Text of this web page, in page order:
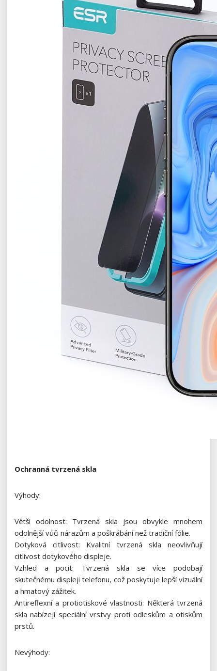
Ochranná tvrzená skla
Výhody:
Větší odolnost: Tvrzená skla jsou obvykle mnohem
odolnější vůči nárazům a poškrábání než tradiční fólie.
Dotyková citlivost: Kvalitní tvrzená skla neovlivňují
citlivost dotykového displeje.
Vzhled a pocit: Tvrzená skla se více podobají
skutečnému displeji telefonu, což poskytuje lepší vizuální
a hmatový zážitek.
Antireflexní a protiotiskové vlastnosti: Některá tvrzená
skla nabízejí speciální vrstvy proti odleskům a otiskům
prstů.
Nevýhody: